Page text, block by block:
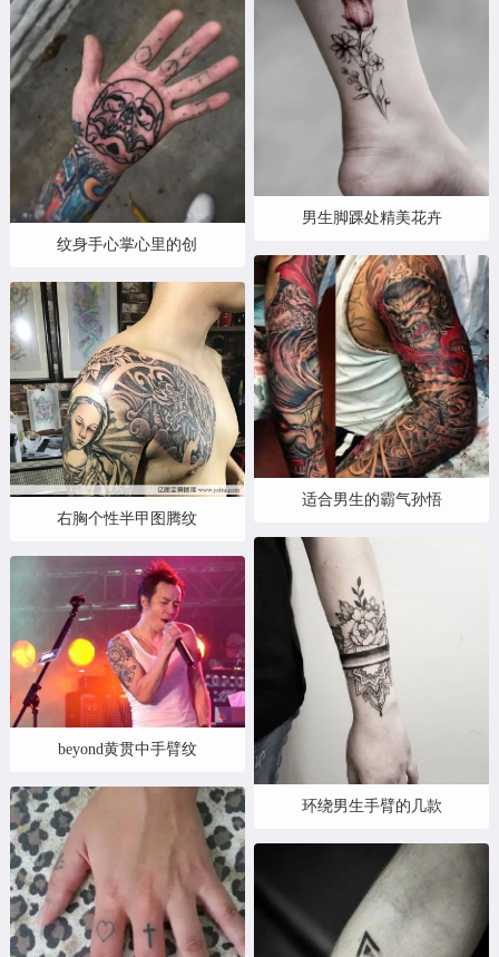
纹身手心掌心里的创
右胸个性半甲图腾纹
beyond黄贯中手臂纹
男生脚踝处精美花卉
适合男生的霸气孙悟
环绕男生手臂的几款